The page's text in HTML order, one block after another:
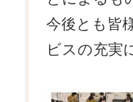
今後とも皆
ビスの充実